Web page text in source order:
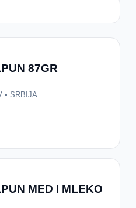
87GR
• SRBIJA
MED I MLEKO